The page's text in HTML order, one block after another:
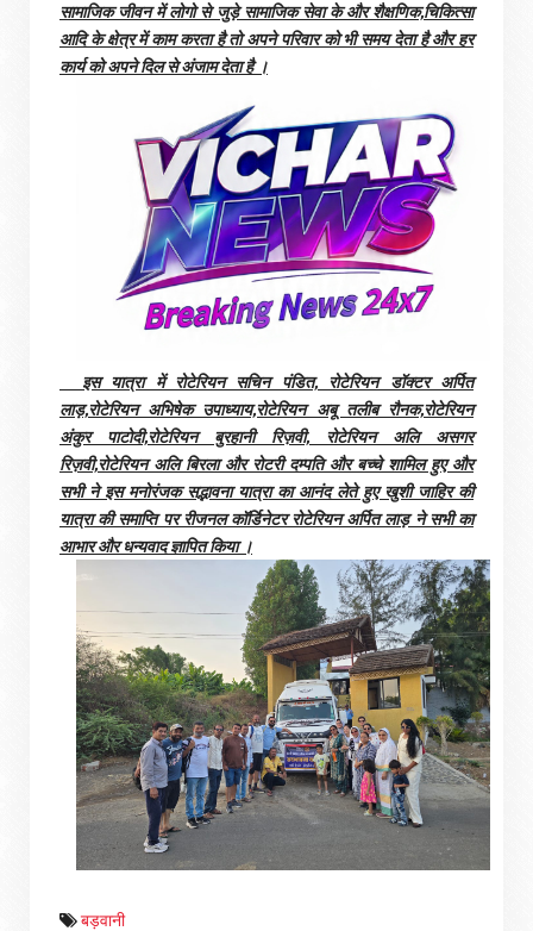
सामाजिक जीवन में लोगो से जुड़े सामाजिक सेवा के और शैक्षणिक,चिकित्सा
आदि के क्षेत्र में काम करता है तो अपने परिवार को भी समय देता है और हर
कार्य को अपने दिल से अंजाम देता है ।
इस यात्रा में रोटेरियन सचिन पंडित, रोटेरियन डॉक्टर अर्पित
लाड़,रोटेरियन अभिषेक उपाध्याय,रोटेरियन अबू तलीब रौनक,रोटेरियन
अंकुर पाटोदी,रोटेरियन बुरहानी रिज़वी, रोटेरियन अलि असगर
रिज़वी,रोटेरियन अलि बिरला और रोटरी दम्पति और बच्चे शामिल हुए और
सभी ने इस मनोरंजक सद्भावना यात्रा का आनंद लेते हुए खुशी जाहिर की
यात्रा की समाप्ति पर रीजनल कॉर्डिनेटर रोटेरियन अर्पित लाड़ ने सभी का
आभार और धन्यवाद ज्ञापित किया ।
बड़वानी